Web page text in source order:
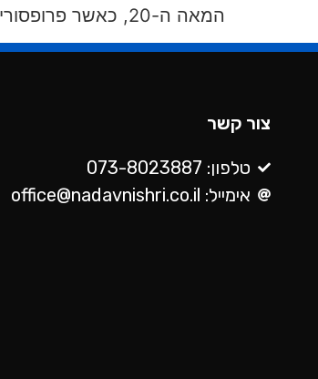
המאה ה-20, כאשר פרופסורים דיוויד […]
צור קשר
טלפון: 073-8023887
אימייל: office@nadavnishri.co.il